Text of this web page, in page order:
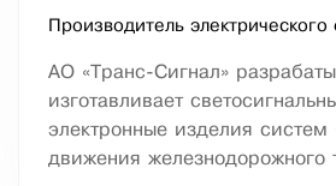
Производитель
АО «Транс-Сигнал»
изготавливает
электронные изделия систем
движения железнодорожного